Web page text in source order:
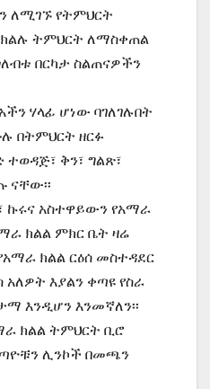
ለሚገኙ የትምህርት
ትምህርት ለማስቀጠል
በርካታ ስልጠናዎችን
ሃላፊ ሆነው ባገለገሉበት
በትምህርት ዘርፉ
ቅን፣ ግልጽ፣
ናቸው፡፡
ኩሩና አስተዋይውን የአማራ
ክልል ምክር ቤት ዛሬ
ክልል ርዕሰ መስተዳደር
እያልን ቀጣዩ የስራ
እንዲሆን እንመኛለን፡፡
ክልል ትምህርት ቢሮ
ሊንኮች በመጫን